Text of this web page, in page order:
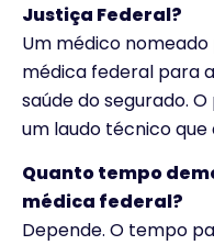
Justiça Federal?
Um médico
médica federal para
saúde do segurado.
um laudo técnico que
Quanto tempo
médica federal?
Depende. O tempo